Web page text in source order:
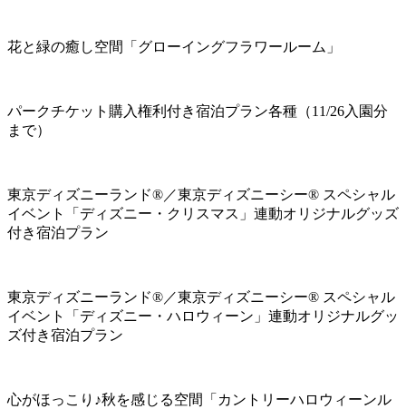
花と緑の癒し空間「グローイングフラワールーム」
パークチケット購入権利付き宿泊プラン各種（11/26入園分
まで）
東京ディズニーランド®／東京ディズニーシー® スペシャル
イベント「ディズニー・クリスマス」連動オリジナルグッズ
付き宿泊プラン
東京ディズニーランド®／東京ディズニーシー® スペシャル
イベント「ディズニー・ハロウィーン」連動オリジナルグッ
ズ付き宿泊プラン
心がほっこり♪秋を感じる空間「カントリーハロウィーンル